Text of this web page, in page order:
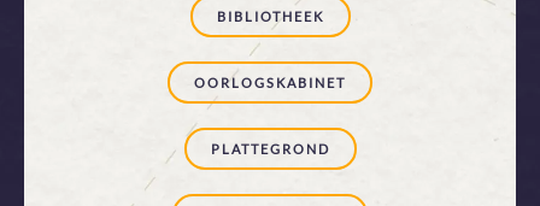
BIBLIOTHEEK
OORLOGSKABINET
PLATTEGROND